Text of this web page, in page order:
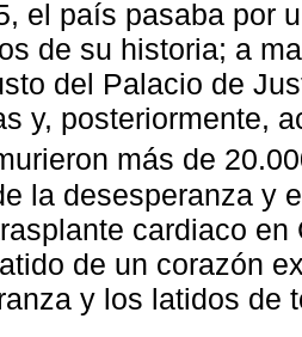
el país pasaba por
de su historia; a
del Palacio de
y, posteriormente,
más de
la desesperanza y
cardiaco
de un corazón
y los latidos de